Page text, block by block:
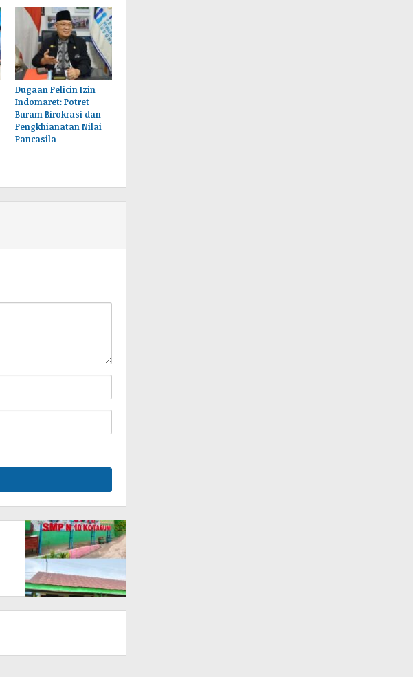
Dugaan Pelicin Izin
Indomaret: Potret
Buram Birokrasi dan
Pengkhianatan Nilai
Pancasila